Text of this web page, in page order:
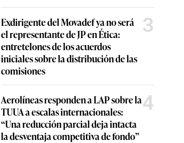
Exdirigente del Movadef ya no será
el representante de JP en Ética:
entretelones de los acuerdos
iniciales sobre la distribución de las
comisiones
3
Aerolíneas responden a LAP sobre la
TUUA a escalas internacionales:
“Una reducción parcial deja intacta
la desventaja competitiva de fondo”
4